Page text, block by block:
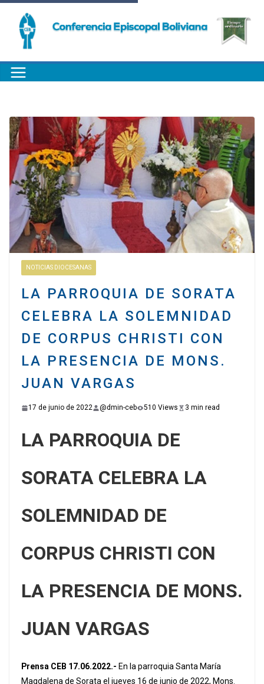
NOTICIAS DIOCESANAS
LA PARROQUIA DE SORATA
CELEBRA LA SOLEMNIDAD
DE CORPUS CHRISTI CON
LA PRESENCIA DE MONS.
JUAN VARGAS
17 de junio de 2022 @dmin-ceb 510 Views 3 min read
LA PARROQUIA DE
SORATA CELEBRA LA
SOLEMNIDAD DE
CORPUS CHRISTI CON
LA PRESENCIA DE MONS.
JUAN VARGAS
Prensa CEB 17.06.2022.- En la parroquia Santa María
Magdalena de Sorata el jueves 16 de junio de 2022, Mons.